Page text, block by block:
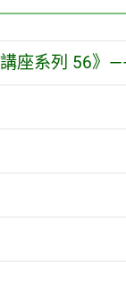
座系列 56》